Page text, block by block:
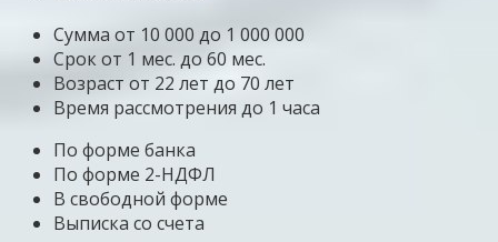
Сумма от 10 000 до 1 000 000
Срок от 1 мес. до 60 мес.
Возраст от 22 лет до 70 лет
Время рассмотрения до 1 часа
По форме банка
По форме 2-НДФЛ
В свободной форме
Выписка со счета